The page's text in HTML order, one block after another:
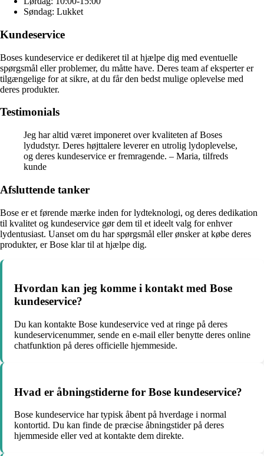
Søndag: Lukket
Kundeservice
Boses kundeservice er dedikeret til at hjælpe dig med eventuelle
spørgsmål eller problemer, du måtte have. Deres team af eksperter er
tilgængelige for at sikre, at du får den bedst mulige oplevelse med
deres produkter.
Testimonials
Jeg har altid været imponeret over kvaliteten af Boses
lydudstyr. Deres højttalere leverer en utrolig lydoplevelse,
og deres kundeservice er fremragende. – Maria, tilfreds
kunde
Afsluttende tanker
Bose er et førende mærke inden for lydteknologi, og deres dedikation
til kvalitet og kundeservice gør dem til et ideelt valg for enhver
lydentusiast. Uanset om du har spørgsmål eller ønsker at købe deres
produkter, er Bose klar til at hjælpe dig.
Hvordan kan jeg komme i kontakt med Bose
kundeservice?
Du kan kontakte Bose kundeservice ved at ringe på deres
kundeservicenummer, sende en e-mail eller benytte deres online
chatfunktion på deres officielle hjemmeside.
Hvad er åbningstiderne for Bose kundeservice?
Bose kundeservice har typisk åbent på hverdage i normal
kontortid. Du kan finde de præcise åbningstider på deres
hjemmeside eller ved at kontakte dem direkte.